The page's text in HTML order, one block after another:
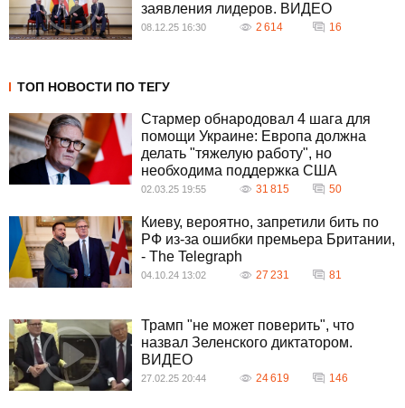
заявления лидеров. ВИДЕО
08.12.25 16:30 2 614 16
ТОП НОВОСТИ ПО ТЕГУ
Стармер обнародовал 4 шага для
помощи Украине: Европа должна
делать "тяжелую работу", но
необходима поддержка США
02.03.25 19:55 31 815 50
Киеву, вероятно, запретили бить по
РФ из-за ошибки премьера Британии,
- The Telegraph
04.10.24 13:02 27 231 81
Трамп "не может поверить", что
назвал Зеленского диктатором.
ВИДЕО
27.02.25 20:44 24 619 146